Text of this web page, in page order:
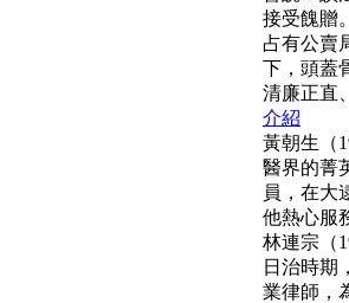
接受餽贈
占有公賣
下，頭蓋
清廉正直
介紹
黃朝生（
醫界的菁
員，在大
他熱心服
林連宗（
日治時期
業律師，